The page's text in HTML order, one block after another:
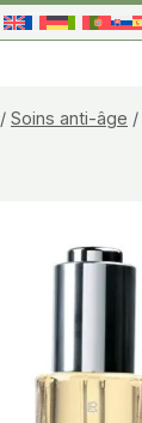
/ Soins anti-âge /